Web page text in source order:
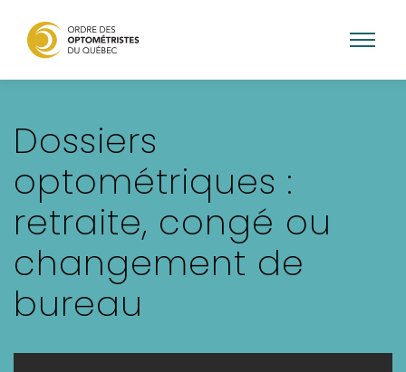
contenu
Dossiers
optométriques :
retraite, congé ou
changement de
bureau